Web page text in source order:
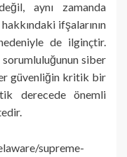
aynı zamanda
ifşalarının
de ilginçtir.
siber
güvenliğin kritik bir
derecede önemli
supreme-